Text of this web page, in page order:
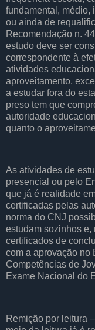
fundamental, médio,
ou ainda de
Recomendação n.
estudo deve ser
correspondente à
atividades
aproveitamento,
a estudar fora do
preso tem que
autoridade
quanto o
As atividades de
presencial ou pelo
que já é realidade
certificadas pelas
norma do CNJ
estudam sozinhos e,
certificados de
com a aprovação no
Competências de
Exame Nacional do
Remição por leitura